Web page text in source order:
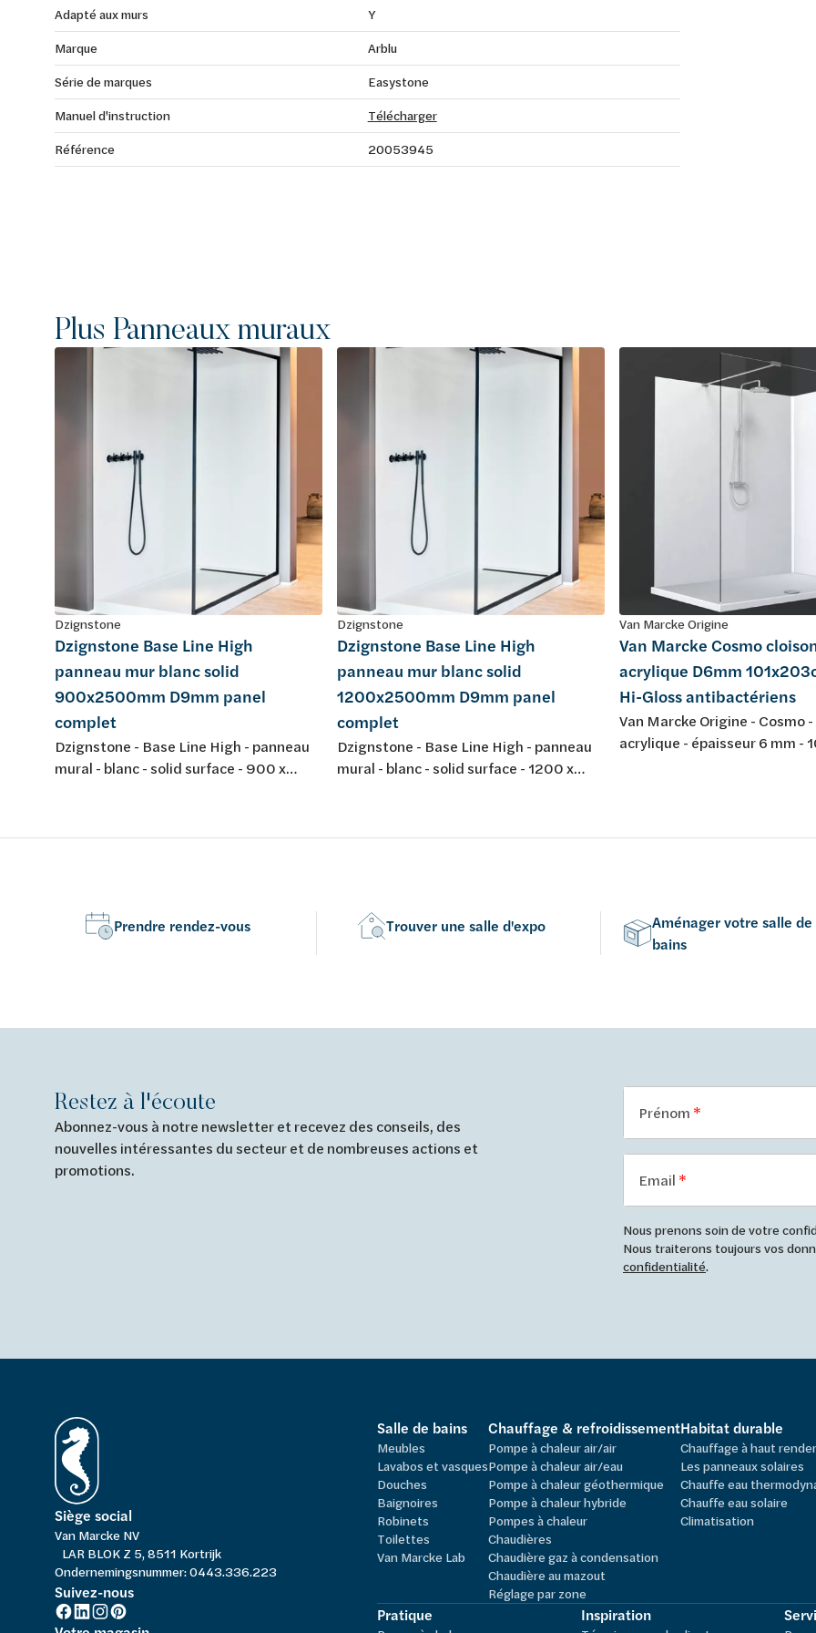
Adapté aux murs
Y
Marque
Arblu
Série de marques
Easystone
Manuel d'instruction
Télécharger
Référence
20053945
Plus Panneaux muraux
Dzignstone
Dzignstone Base Line High
panneau mur blanc solid
900x2500mm D9mm panel
complet
Dzignstone - Base Line High - panneau
mural - blanc - solid surface - 900 x
l'installation avec Solid Filler et Solid
Dzignstone
Dzignstone Base Line High
panneau mur blanc solid
1200x2500mm D9mm panel
complet
Dzignstone - Base Line High - panneau
mural - blanc - solid surface - 1200 x
l'installation avec Solid Filler et Solid
Van Marcke Origine
Van Marcke Cosmo
acrylique D6mm
Hi-Gloss antibactériens
Van Marcke Origine - Cosmo
acrylique - épaisseur 6 mm -
Prendre rendez-vous Trouver une salle d'expo
Aménager votre salle de
bains
Restez à l'écoute
Abonnez-vous à notre newsletter et recevez des conseils, des
nouvelles intéressantes du secteur et de nombreuses actions et
promotions.
Prénom
Email
Nous prenons soin de votre
Nous traiterons toujours vos
confidentialité.
Siège social
Van Marcke NV
LAR BLOK Z 5, 8511 Kortrijk
Ondernemingsnummer: 0443.336.223
Suivez-nous
Salle de bains
Meubles
Lavabos et vasques
Douches
Baignoires
Robinets
Toilettes
Van Marcke Lab
Chauffage & refroidissement
Pompe à chaleur air/air
Pompe à chaleur air/eau
Pompe à chaleur géothermique
Pompe à chaleur hybride
Pompes à chaleur
Chaudières
Chaudière gaz à condensation
Chaudière au mazout
Réglage par zone
Habitat durable
Chauffage à haut
Les panneaux solaires
Chauffe eau
Chauffe eau solaire
Climatisation
Pratique Inspiration